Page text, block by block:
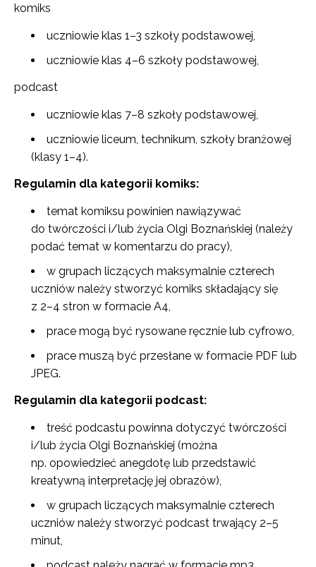
komiks
uczniowie klas 1–3 szkoły podstawowej,
uczniowie klas 4–6 szkoły podstawowej,
podcast
uczniowie klas 7–8 szkoły podstawowej,
uczniowie liceum, technikum, szkoły branżowej
(klasy 1–4).
Regulamin dla kategorii komiks:
temat komiksu powinien nawiązywać
do twórczości i/lub życia Olgi Boznańskiej (należy
podać temat w komentarzu do pracy),
w grupach liczących maksymalnie czterech
uczniów należy stworzyć komiks składający się
z 2–4 stron w formacie A4,
prace mogą być rysowane ręcznie lub cyfrowo,
prace muszą być przesłane w formacie PDF lub
JPEG.
Regulamin dla kategorii podcast:
treść podcastu powinna dotyczyć twórczości
i/lub życia Olgi Boznańskiej (można
np. opowiedzieć anegdotę lub przedstawić
kreatywną interpretację jej obrazów),
w grupach liczących maksymalnie czterech
uczniów należy stworzyć podcast trwający 2–5
minut,